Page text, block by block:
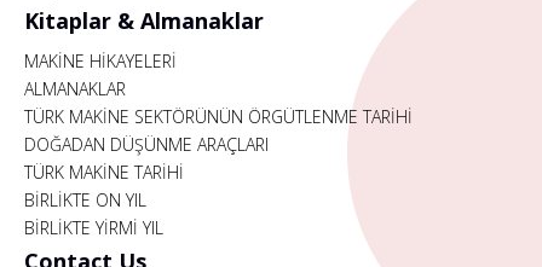
Kitaplar & Almanaklar
MAKİNE HİKAYELERİ
ALMANAKLAR
TÜRK MAKİNE SEKTÖRÜNÜN ÖRGÜTLENME TARİHİ
DOĞADAN DÜŞÜNME ARAÇLARI
TÜRK MAKİNE TARİHİ
BİRLİKTE ON YIL
BİRLİKTE YİRMİ YIL
Contact Us